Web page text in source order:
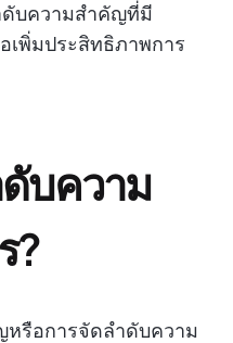
บความสำคัญที่มี
เพิ่มประสิทธิภาพการ
บความ
?
รือการจัดลำดับความ